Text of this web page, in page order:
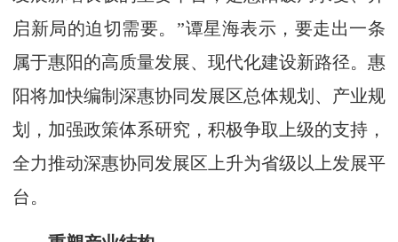
启新局的迫切需要。”谭星海表示，要走出一条
属于惠阳的高质量发展、现代化建设新路径。惠
阳将加快编制深惠协同发展区总体规划、产业规
划，加强政策体系研究，积极争取上级的支持，
全力推动深惠协同发展区上升为省级以上发展平
台。